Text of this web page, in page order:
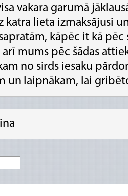
vakara garumā
lieta izmaksājusi
kāpēc it kā
mums pēc šādas
no sirds iesaku
un laipnākam, lai